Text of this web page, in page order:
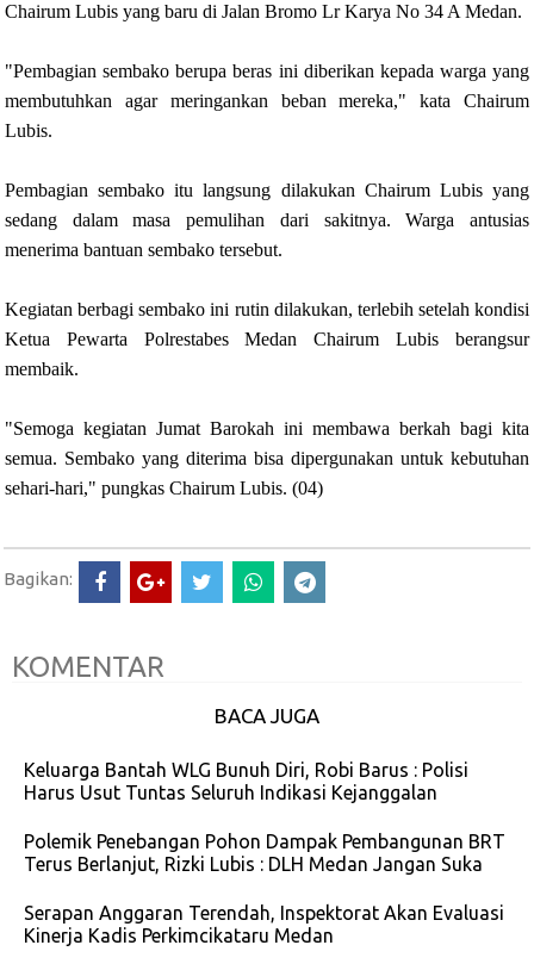
Chairum Lubis yang baru di Jalan Bromo Lr Karya No 34 A Medan.
"Pembagian sembako berupa beras ini diberikan kepada warga yang
membutuhkan agar meringankan beban mereka," kata Chairum
Lubis.
Pembagian sembako itu langsung dilakukan Chairum Lubis yang
sedang dalam masa pemulihan dari sakitnya. Warga antusias
menerima bantuan sembako tersebut.
Kegiatan berbagi sembako ini rutin dilakukan, terlebih setelah kondisi
Ketua Pewarta Polrestabes Medan Chairum Lubis berangsur
membaik.
"Semoga kegiatan Jumat Barokah ini membawa berkah bagi kita
semua. Sembako yang diterima bisa dipergunakan untuk kebutuhan
sehari-hari," pungkas Chairum Lubis. (04)
Bagikan:
KOMENTAR
BACA JUGA
Keluarga Bantah WLG Bunuh Diri, Robi Barus : Polisi
Harus Usut Tuntas Seluruh Indikasi Kejanggalan
Polemik Penebangan Pohon Dampak Pembangunan BRT
Terus Berlanjut, Rizki Lubis : DLH Medan Jangan Suka
Serapan Anggaran Terendah, Inspektorat Akan Evaluasi
Kinerja Kadis Perkimcikataru Medan